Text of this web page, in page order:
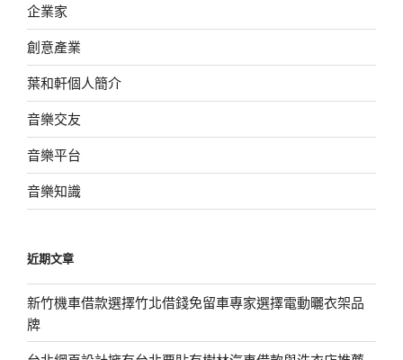
企業家
創意產業
葉和軒個人簡介
音樂交友
音樂平台
音樂知識
近期文章
新竹機車借款選擇竹北借錢免留車專家選擇電動曬衣架品
牌